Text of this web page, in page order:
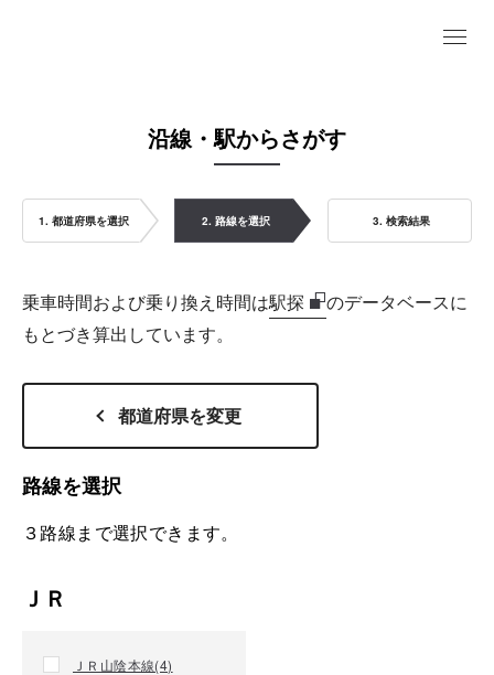
沿線・駅からさがす
1. 都道府県を選択 2. 路線を選択 3. 検索結果
乗車時間および乗り換え時間は駅探
のデータベースに
もとづき算出しています。
都道府県を変更
路線を選択
３路線まで選択できます。
ＪＲ
ＪＲ山陰本線(4)